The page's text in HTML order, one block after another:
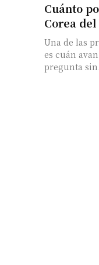
Cuánto
Corea
Una de las
es cuán
pregunta